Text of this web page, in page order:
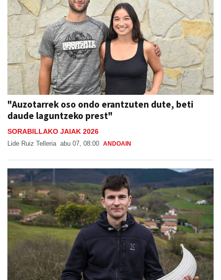
"Auzotarrek oso ondo erantzuten dute, beti
daude laguntzeko prest"
SORABILLAKO JAIAK 2026
Lide Ruiz Telleria abu 07, 08:00 ANDOAIN